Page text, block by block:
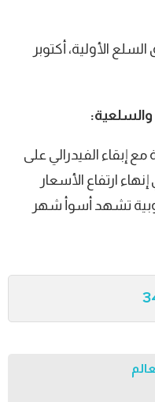
الأولية، أكتوبر
والسلعية:
مع إبقاء الفيدرالي على
ارتفاع الأسعار
تشهد أسوأ شهر